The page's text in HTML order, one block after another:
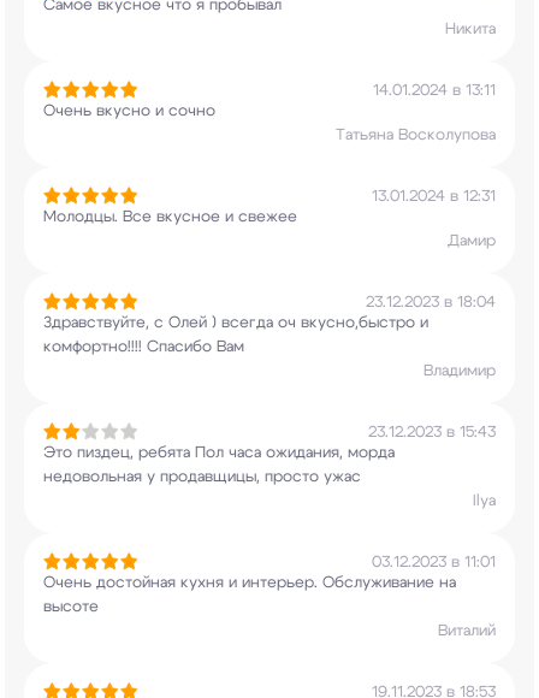
Самое вкусное что я пробывал
Никита
14.01.2024 в 13:11
Очень вкусно и сочно
Татьяна Восколупова
13.01.2024 в 12:31
Молодцы. Все вкусное и свежее
Дамир
23.12.2023 в 18:04
Здравствуйте, с Олей ) всегда оч вкусно,быстро и
комфортно!!!! Спасибо Вам
Владимир
23.12.2023 в 15:43
Это пиздец, ребята Пол часа ожидания, морда
недовольная у продавщицы, просто ужас
Ilya
03.12.2023 в 11:01
Очень достойная кухня и интерьер. Обслуживание на
высоте
Виталий
19.11.2023 в 18:53